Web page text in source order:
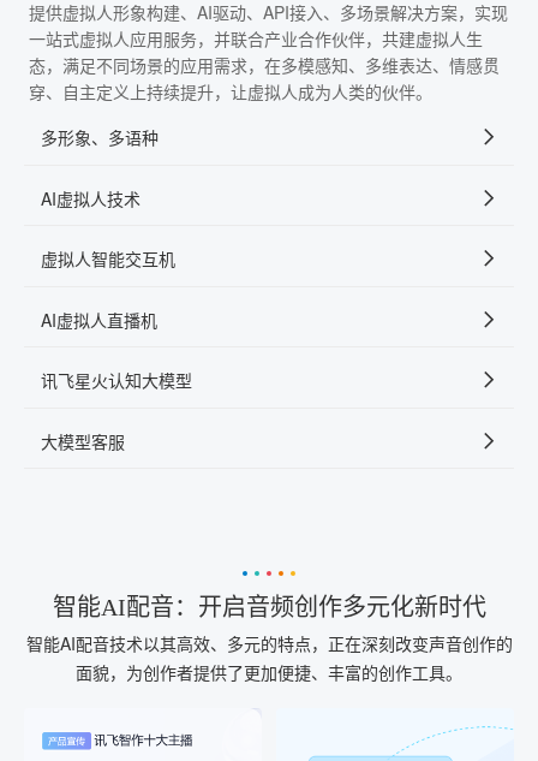
提供虚拟人形象构建、AI驱动、API接入、多场景解决方案，实现
一站式虚拟人应用服务，并联合产业合作伙伴，共建虚拟人生
态，满足不同场景的应用需求，在多模感知、多维表达、情感贯
穿、自主定义上持续提升，让虚拟人成为人类的伙伴。
多形象、多语种
AI虚拟人技术
虚拟人智能交互机
AI虚拟人直播机
讯飞星火认知大模型
大模型客服
智能AI配音：开启音频创作多元化新时代
智能AI配音技术以其高效、多元的特点，正在深刻改变声音创作的
面貌，为创作者提供了更加便捷、丰富的创作工具。